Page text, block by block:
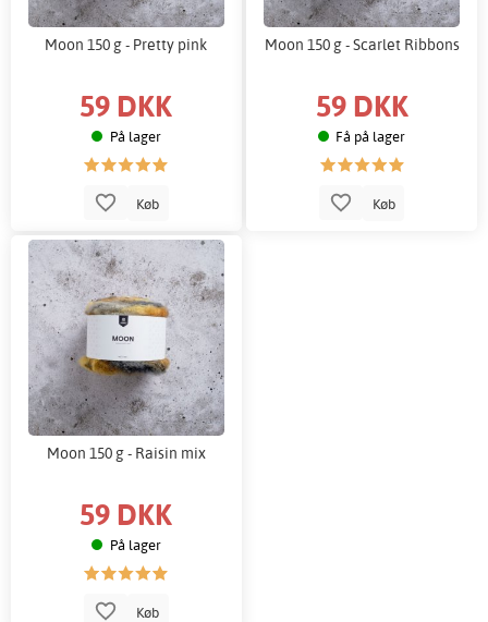
Moon 150 g - Pretty pink
59 DKK
På lager
Køb
Moon 150 g - Scarlet Ribbons
59 DKK
Få på lager
Køb
Moon 150 g - Raisin mix
59 DKK
På lager
Køb